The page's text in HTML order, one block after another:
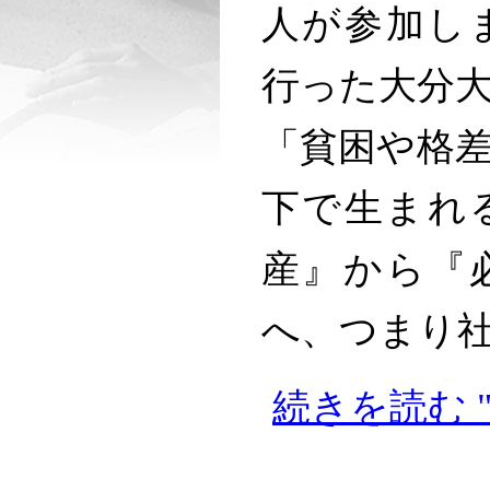
人が参加し
行った大分
「貧困や格
下で生まれ
産』から『
へ、つまり
続きを読む